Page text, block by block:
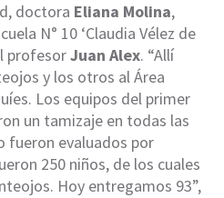
doctora Eliana Molina,
N° 10 ‘Claudia Vélez de
profesorJuan Alex. “Allí
y los otros al Área
Los equipos del primer
un tamizaje en todas las
fueron evaluados por
250 niños, de los cuales
Hoy entregamos 93”,